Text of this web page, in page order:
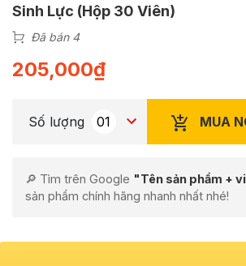
Sinh Lực (Hộp 30 Viên)
Đã bán 4
205,000₫
Số lượng MUA
🔎 Tìm trên Google "Tên sản phẩm +
sản phẩm chính hãng nhanh nhất nhé!